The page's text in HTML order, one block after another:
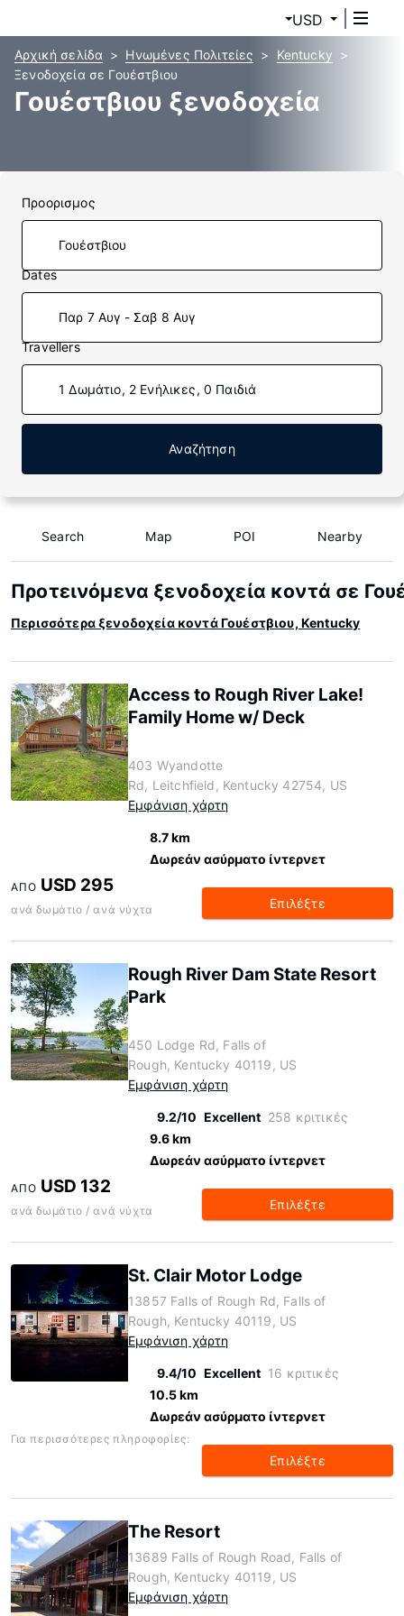
USD
Αρχική σελίδα Ηνωμένες Πολιτείες
Kentucky
Ξενοδοχεία σε Γουέστβιου
Γουέστβιου ξενοδοχεία
Προορισμος
Dates
Παρ 7 Αυγ - Σαβ 8 Αυγ
Travellers
1 Δωμάτιο, 2 Ενήλικες, 0 Παιδιά
Αναζήτηση
Search Map POI Nearby
Προτεινόμενα ξενοδοχεία κοντά σε
Περισσότερα ξενοδοχεία κοντά Γουέστβιου, Kentucky
Access to Rough River Lake!
Family Home w/ Deck
403 Wyandotte
Rd, Leitchfield, Kentucky 42754, US
Εμφάνιση χάρτη
8.7 km
Δωρεάν ασύρματο ίντερνετ
ΑΠΌ USD 295
ανά δωμάτιο / ανά νύχτα Επιλέξτε
Rough River Dam State Resort
Park
450 Lodge Rd, Falls of
Rough, Kentucky 40119, US
Εμφάνιση χάρτη
9.2/10 Excellent 258 κριτικές
9.6 km
Δωρεάν ασύρματο ίντερνετ
ΑΠΌ USD 132
ανά δωμάτιο / ανά νύχτα Επιλέξτε
St. Clair Motor Lodge
13857 Falls of Rough Rd, Falls of
Rough, Kentucky 40119, US
Εμφάνιση χάρτη
9.4/10 Excellent 16 κριτικές
10.5 km
Δωρεάν ασύρματο ίντερνετ
Για περισσότερες πληροφορίες:
Επιλέξτε
The Resort
13689 Falls of Rough Road, Falls of
Rough, Kentucky 40119, US
Εμφάνιση χάρτη